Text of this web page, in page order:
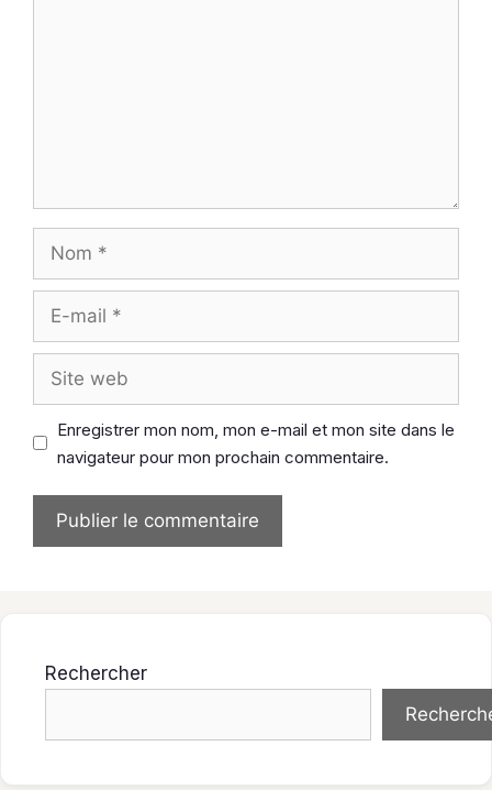
Nom
Site
web
Enregistrer mon nom, mon e-mail et mon site dans le
navigateur pour mon prochain commentaire.
Rechercher